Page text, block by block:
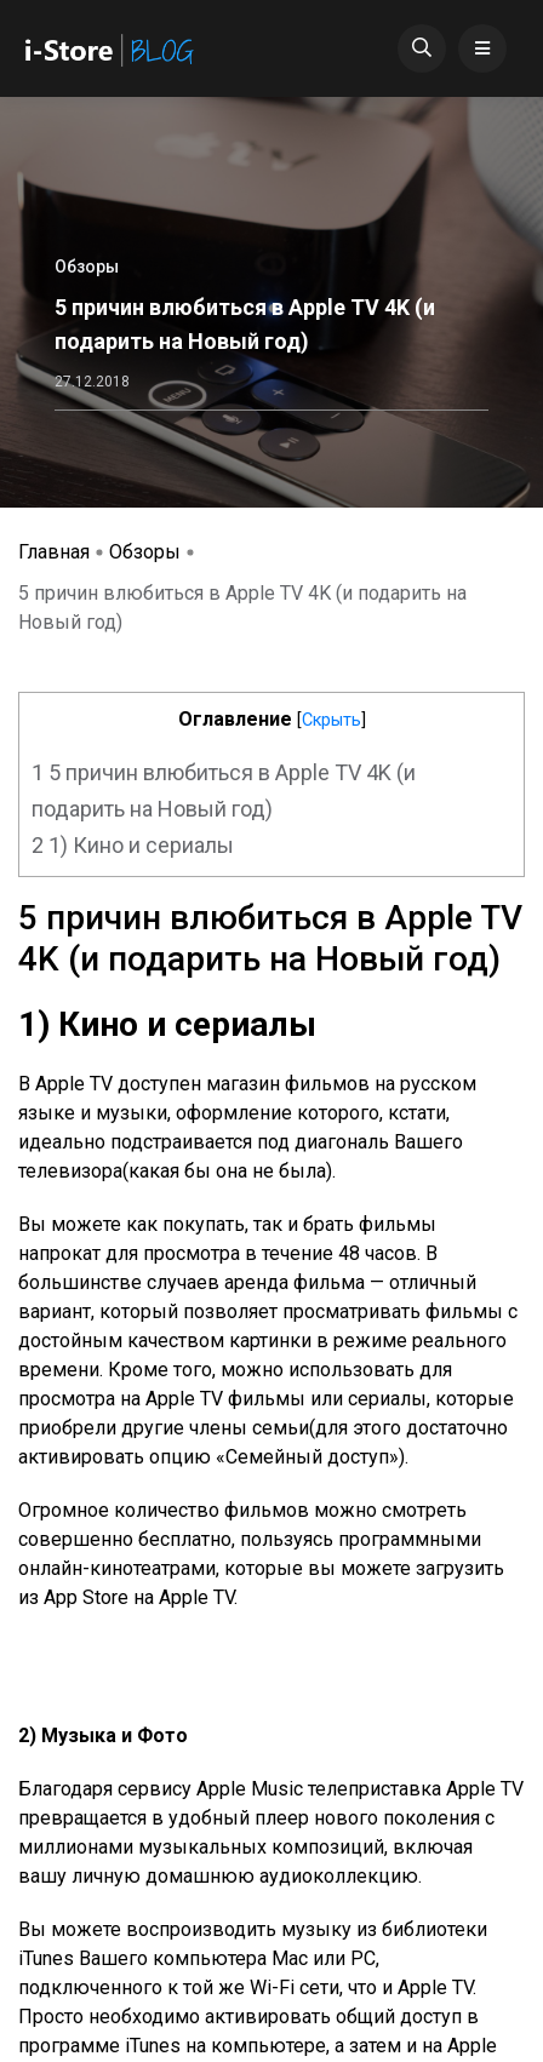
Обзоры
5 причин влюбиться в Apple TV 4K (и
подарить на Новый год)
27.12.2018
Главная
Обзоры
5 причин влюбиться в Apple TV 4K (и подарить на
Новый год)
Оглавление [Скрыть]
1 5 причин влюбиться в Apple TV 4K (и
подарить на Новый год)
2 1) Кино и сериалы
5 причин влюбиться в Apple TV
4K (и подарить на Новый год)
1) Кино и сериалы
В Apple TV доступен магазин фильмов на русском
языке и музыки, оформление которого, кстати,
идеально подстраивается под диагональ Вашего
телевизора(какая бы она не была).
Вы можете как покупать, так и брать фильмы
напрокат для просмотра в течение 48 часов. В
большинстве случаев аренда фильма — отличный
вариант, который позволяет просматривать фильмы с
достойным качеством картинки в режиме реального
времени. Кроме того, можно использовать для
просмотра на Apple TV фильмы или сериалы, которые
приобрели другие члены семьи(для этого достаточно
активировать опцию «Семейный доступ»).
Огромное количество фильмов можно смотреть
совершенно бесплатно, пользуясь программными
онлайн-кинотеатрами, которые вы можете загрузить
из App Store на Apple TV.
2) Музыка и Фото
Благодаря сервису Apple Music телеприставка Apple TV
превращается в удобный плеер нового поколения с
миллионами музыкальных композиций, включая
вашу личную домашнюю аудиоколлекцию.
Вы можете воспроизводить музыку из библиотеки
iTunes Вашего компьютера Mac или PC,
подключенного к той же Wi-Fi сети, что и Apple TV.
Просто необходимо активировать общий доступ в
программе iTunes на компьютере, а затем и на Apple